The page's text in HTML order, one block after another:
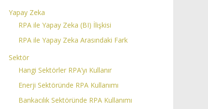
Yapay Zeka
RPA ile Yapay Zeka (BI) İlişkisi
RPA ile Yapay Zeka Arasındaki Fark
Sektör
Hangi Sektörler RPA’yı Kullanır
Enerji Sektöründe RPA Kullanımı
Bankacılık Sektöründe RPA Kullanımı